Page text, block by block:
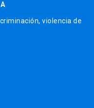
violencia de